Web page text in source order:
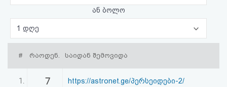
რეგისტრაცია
აღდგენა
ან ბოლო
1 დღე
# რაოდენ. საიდან შემოვიდა
1. 7 https://astronet.ge/პერსეიდები-2/